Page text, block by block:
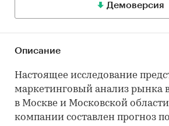
Демоверсия
Описание
Настоящее исследование
маркетинговый анализ рынка
в Москве и Московской
компании составлен прогноз